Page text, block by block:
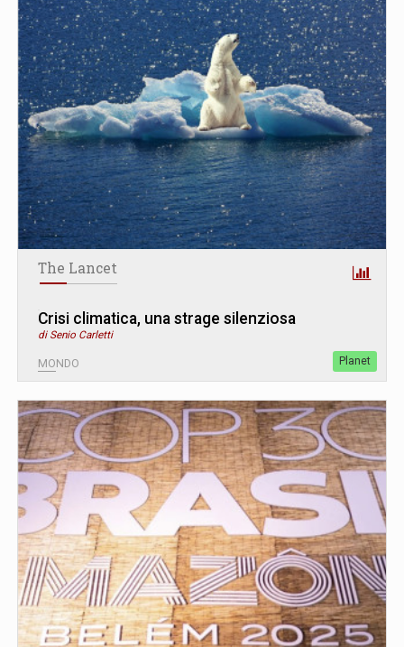
The Lancet
Crisi climatica, una strage silenziosa
di Senio Carletti
MONDO Planet